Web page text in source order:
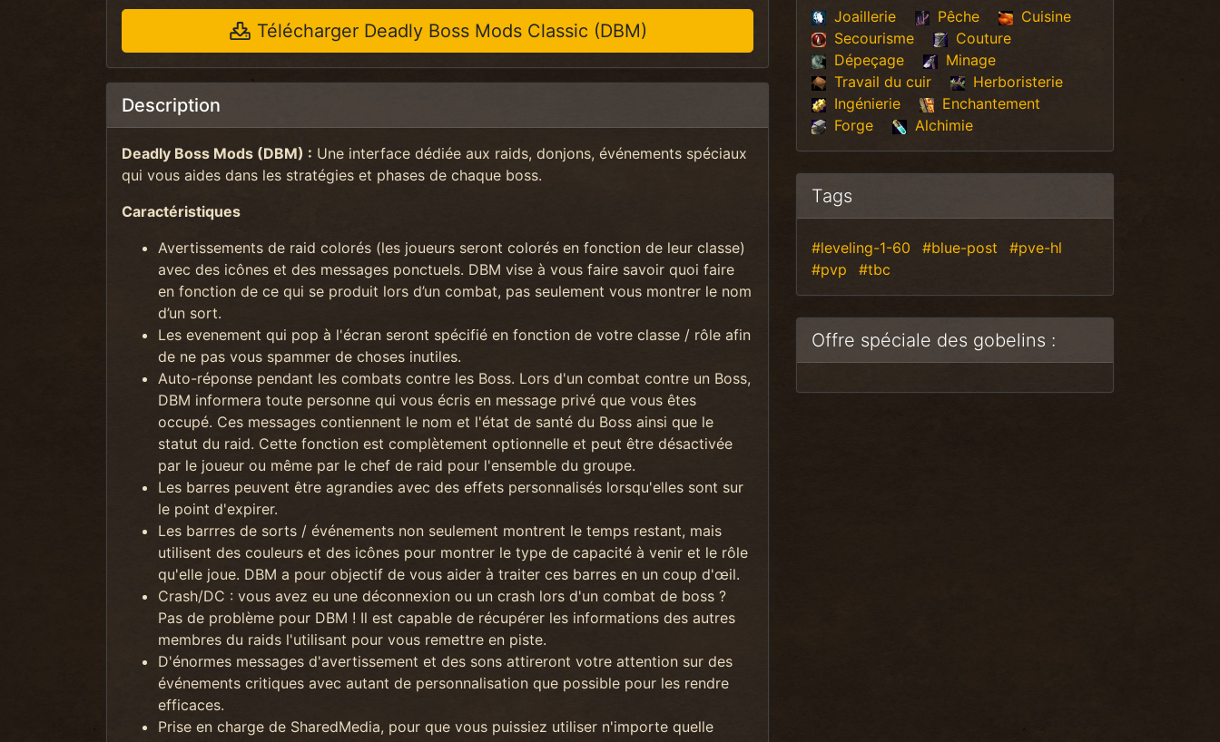
Télécharger Deadly Boss Mods Classic (DBM)
Description
Deadly Boss Mods (DBM) : Une interface dédiée aux raids, donjons, événements spéciaux
qui vous aides dans les stratégies et phases de chaque boss.
Caractéristiques
Avertissements de raid colorés (les joueurs seront colorés en fonction de leur classe)
avec des icônes et des messages ponctuels. DBM vise à vous faire savoir quoi faire
en fonction de ce qui se produit lors d’un combat, pas seulement vous montrer le nom
d’un sort.
Les evenement qui pop à l'écran seront spécifié en fonction de votre classe / rôle afin
de ne pas vous spammer de choses inutiles.
Auto-réponse pendant les combats contre les Boss. Lors d'un combat contre un Boss,
DBM informera toute personne qui vous écris en message privé que vous êtes
occupé. Ces messages contiennent le nom et l'état de santé du Boss ainsi que le
statut du raid. Cette fonction est complètement optionnelle et peut être désactivée
par le joueur ou même par le chef de raid pour l'ensemble du groupe.
Les barres peuvent être agrandies avec des effets personnalisés lorsqu'elles sont sur
le point d'expirer.
Les barrres de sorts / événements non seulement montrent le temps restant, mais
utilisent des couleurs et des icônes pour montrer le type de capacité à venir et le rôle
qu'elle joue. DBM a pour objectif de vous aider à traiter ces barres en un coup d'œil.
Crash/DC : vous avez eu une déconnexion ou un crash lors d'un combat de boss ?
Pas de problème pour DBM ! Il est capable de récupérer les informations des autres
membres du raids l'utilisant pour vous remettre en piste.
D'énormes messages d'avertissement et des sons attireront votre attention sur des
événements critiques avec autant de personnalisation que possible pour les rendre
efficaces.
Prise en charge de SharedMedia, pour que vous puissiez utiliser n'importe quelle
Joaillerie Pêche
Cuisine
Secourisme
Couture
Dépeçage
Minage
Travail du cuir
Herboristerie
Ingénierie
Enchantement
Forge
Alchimie
Tags
#leveling-1-60 #blue-post
#pve-hl
#pvp
#tbc
Offre spéciale des gobelins :